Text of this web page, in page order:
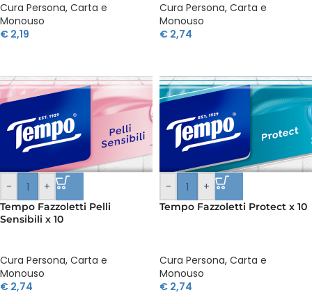
Cura Persona, Carta e
Monouso
€ 2,19
Cura Persona, Carta e
Monouso
€ 2,74
- +
Tempo Fazzoletti Pelli
Sensibili x 10
Cura Persona, Carta e
Monouso
€ 2,74
- +
Tempo Fazzoletti Protect x 10
Cura Persona, Carta e
Monouso
€ 2,74